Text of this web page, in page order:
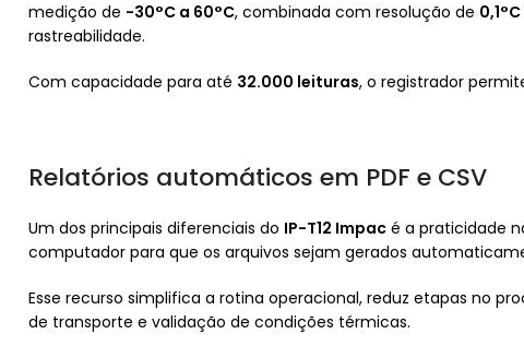
medição de -30°C a 60°C, combinada com resolução de 0,1°C
rastreabilidade.
Com capacidade para até 32.000 leituras, o registrador
Relatórios automáticos em PDF e CSV
Um dos principais diferenciais do IP-T12 Impac é a praticidade
computador para que os arquivos sejam gerados
Esse recurso simplifica a rotina operacional, reduz etapas no
de transporte e validação de condições térmicas.